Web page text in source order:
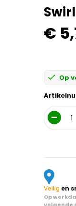
€
Op
Aantal
Veilig en
Op